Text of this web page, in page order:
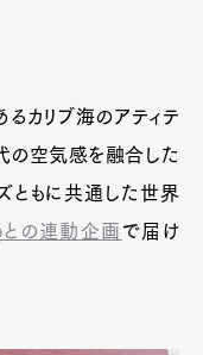
るカリブ海のアティテ
の空気感を融合した
ズともに共通した世界
の連動企画 で届け